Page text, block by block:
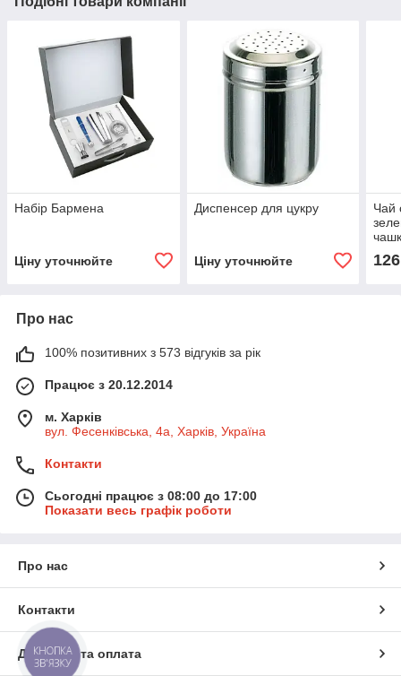
Набір Бармена
Ціну уточнюйте
Диспенсер для цукру
Ціну уточнюйте
Чай
126
Про нас
100% позитивних з 573 відгуків за рік
Працює з 20.12.2014
м. Харків
вул. Фесенківська, 4а, Харків, Україна
Контакти
Сьогодні працює з 08:00 до 17:00
Показати весь графік роботи
Про нас
Контакти
Доставка та оплата
КНОПКА
ЗВ'ЯЗКУ